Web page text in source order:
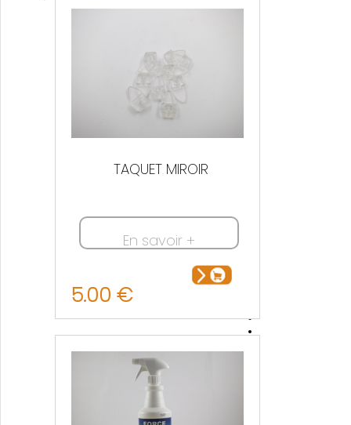
TAQUET MIROIR
En savoir +
5.00 €